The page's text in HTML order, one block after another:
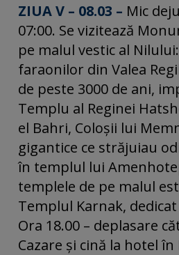
ZIUA V – 08.03 – Mic
07:00. Se vizitează
pe malul vestic al
faraonilor din Valea
de peste 3000 de ani,
Templu al Reginei
el Bahri, Coloşii lui
gigantice ce străjuiau
în templul lui
templele de pe malul
Templul Karnak,
Ora 18.00 – deplasare
Cazare și cină la hotel